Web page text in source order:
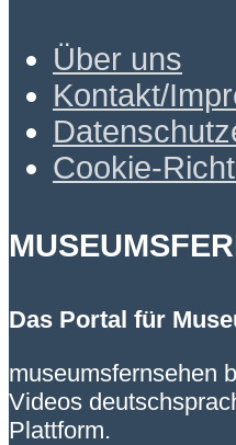
Über uns
Kontakt/
Cookie-
Das Portal für
museumsfernsehen
Videos
Plattform.